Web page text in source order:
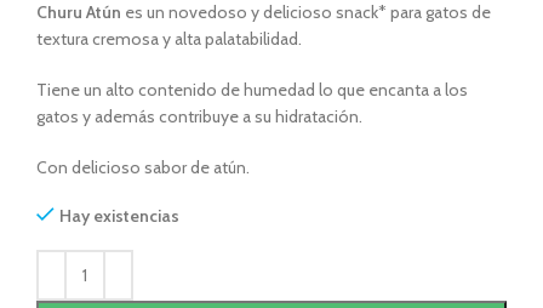
Churu Atún es un novedoso y delicioso snack* para gatos de
textura cremosa y alta palatabilidad.
Tiene un alto contenido de humedad lo que encanta a los
gatos y además contribuye a su hidratación.
Con delicioso sabor de atún.
Hay existencias